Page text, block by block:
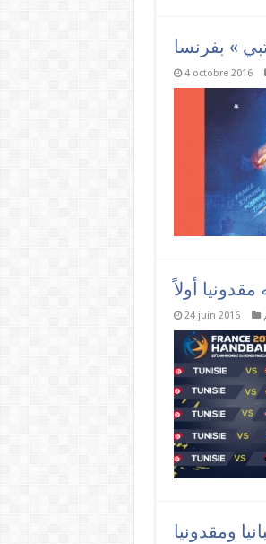
» بفرنسا
4 octobre 2016
24 juin 2016
ومقدونيا